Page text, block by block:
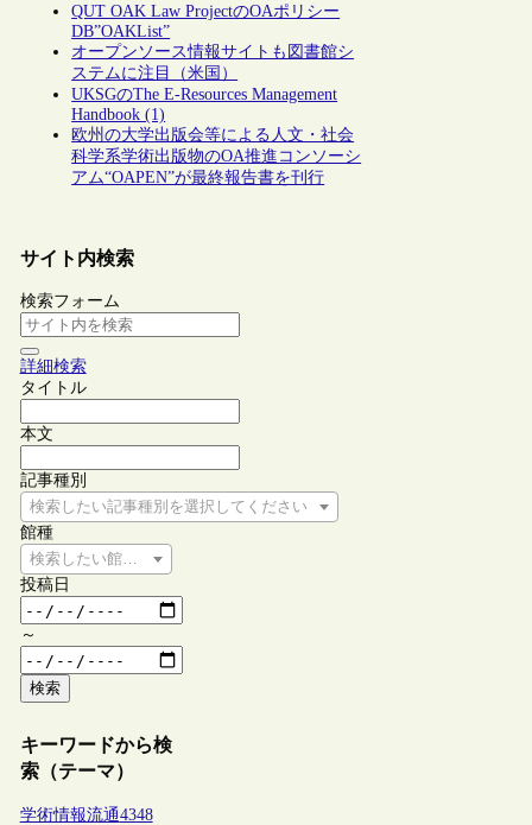
QUT OAK Law ProjectのOAポリシー
DB”OAKList”
オープンソース情報サイトも図書館シ
ステムに注目（米国）
UKSGのThe E-Resources Management
Handbook (1)
欧州の大学出版会等による人文・社会
科学系学術出版物のOA推進コンソーシ
アム“OAPEN”が最終報告書を刊行
サイト内検索
検索フォーム
詳細検索
タイトル
本文
記事種別
検索したい記事種別を選択してください
館種
検索したい館種を選択してください
投稿日
～
検索
キーワードから検
索（テーマ）
学術情報流通4348